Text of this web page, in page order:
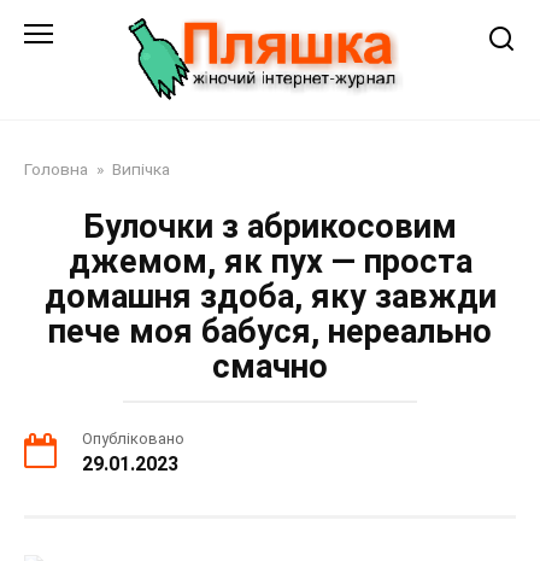
Головна » Випічка
Булочки з абрикосовим
джемом, як пух — проста
домашня здоба, яку завжди
пече моя бабуся, нереально
смачно
Опубліковано
29.01.2023